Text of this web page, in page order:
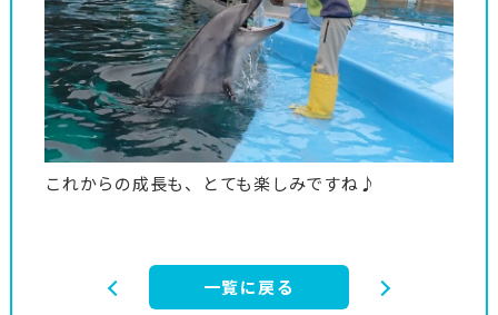
これからの成長も、とても楽しみですね♪
一覧に戻る